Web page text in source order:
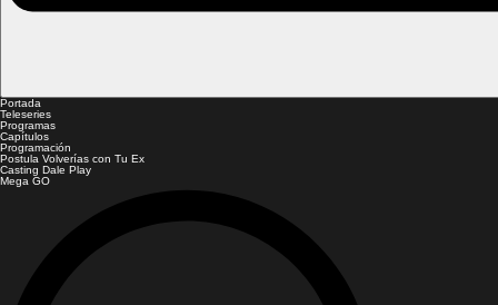
Portada
Teleseries
Programas
Capítulos
Programación
Postula Volverías con Tu Ex
Casting Dale Play
Mega GO